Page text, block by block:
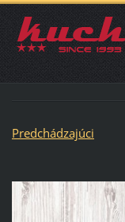
Predchádzajúci